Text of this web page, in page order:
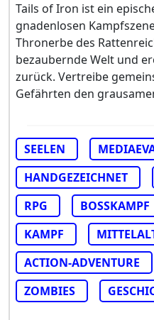
Tails of Iron ist ein
gnadenlosen
Thronerbe des
bezaubernde Welt und
zurück. Vertreibe
Gefährten den
SEELEN
HANDGEZEICHNET
RPG
BOSSKAMPF
KAMPF
ACTION-ADVENTURE
ZOMBIES